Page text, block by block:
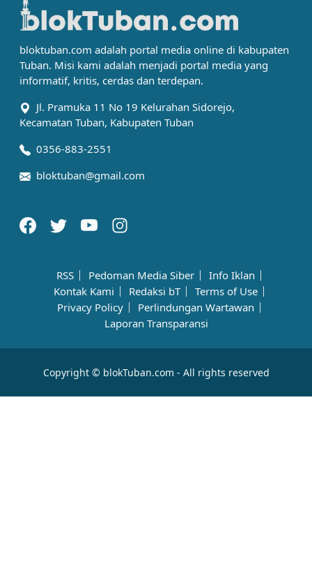
bloktuban.com adalah portal media online di kabupaten
Tuban. Misi kami adalah menjadi portal media yang
informatif, kritis, cerdas dan terdepan.
Jl. Pramuka 11 No 19 Kelurahan Sidorejo,
Kecamatan Tuban, Kabupaten Tuban
0356-883-2551
bloktuban@gmail.com
RSS Pedoman Media Siber
Info Iklan
Kontak Kami
Redaksi bT
Terms of Use
Privacy Policy
Perlindungan Wartawan
Laporan Transparansi
Copyright © blokTuban.com - All rights reserved